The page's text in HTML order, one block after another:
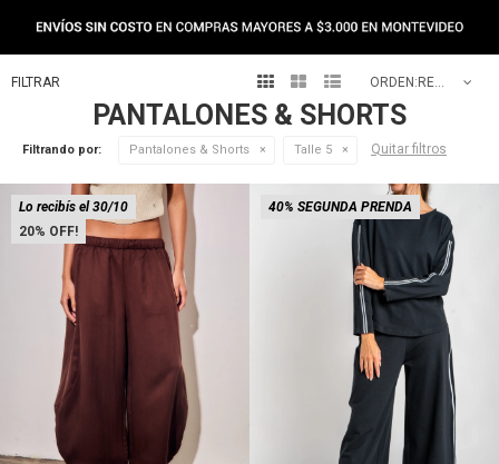
PANTALONES & SHORTS
   RECOMENDADOS
Filtrando por: Pantalones & Shorts Talle 5 Quitar filtros
NEW IN
20
Lo recibís el 30/10 40% SEGUNDA PRENDA